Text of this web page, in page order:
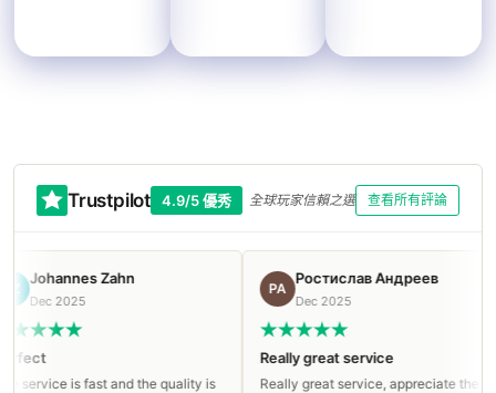
Trustpilot 4.9/5 優秀 全球玩家信賴之選 查看所有評論
Johannes Zahn
Dec 2025
is fast and the quality is
РА
Ростислав Андреев
Dec 2025
Really great service
Really great service, appreciate the